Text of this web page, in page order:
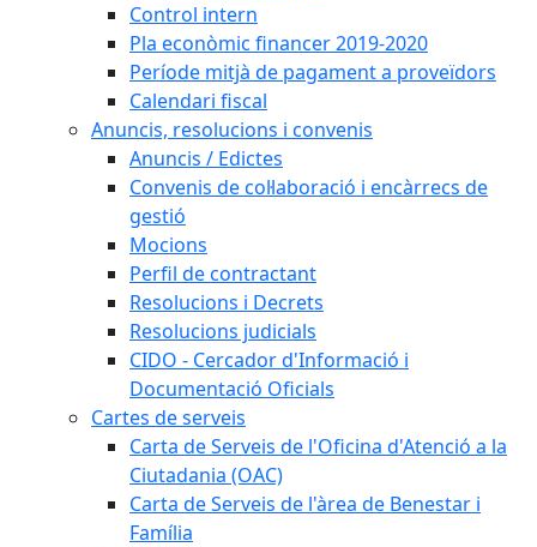
Control intern
Pla econòmic financer 2019-2020
Període mitjà de pagament a proveïdors
Calendari fiscal
Anuncis, resolucions i convenis
Anuncis / Edictes
Convenis de col·laboració i encàrrecs de
gestió
Mocions
Perfil de contractant
Resolucions i Decrets
Resolucions judicials
CIDO - Cercador d'Informació i
Documentació Oficials
Cartes de serveis
Carta de Serveis de l'Oficina d'Atenció a la
Ciutadania (OAC)
Carta de Serveis de l'àrea de Benestar i
Família